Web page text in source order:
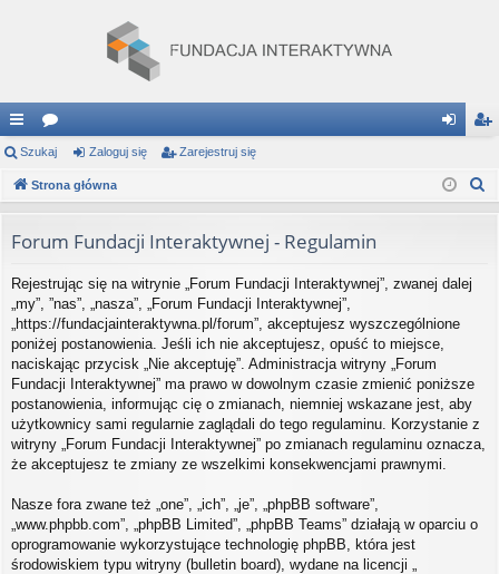
ię
ce
…
or
a og
ę
ej
Szukaj Zaloguj się Zarejestruj się
Strona główna
Forum Fundacji Interaktywnej - Regulamin
Rejestrując się na witrynie „Forum Fundacji Interaktywnej”, zwanej dalej
„my”, ”nas”, „nasza”, „Forum Fundacji Interaktywnej”,
„https://fundacjainteraktywna.pl/forum”, akceptujesz wyszczególnione
poniżej postanowienia. Jeśli ich nie akceptujesz, opuść to miejsce,
naciskając przycisk „Nie akceptuję”. Administracja witryny „Forum
Fundacji Interaktywnej” ma prawo w dowolnym czasie zmienić poniższe
postanowienia, informując cię o zmianach, niemniej wskazane jest, aby
użytkownicy sami regularnie zaglądali do tego regulaminu. Korzystanie z
witryny „Forum Fundacji Interaktywnej” po zmianach regulaminu oznacza,
że akceptujesz te zmiany ze wszelkimi konsekwencjami prawnymi.
Nasze fora zwane też „one”, „ich”, „je”, „phpBB software”,
„www.phpbb.com”, „phpBB Limited”, „phpBB Teams” działają w oparciu o
oprogramowanie wykorzystujące technologię phpBB, która jest
środowiskiem typu witryny (bulletin board), wydane na licencji „